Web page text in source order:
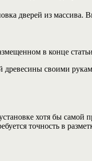
в конце
своими
хотя бы
точность в